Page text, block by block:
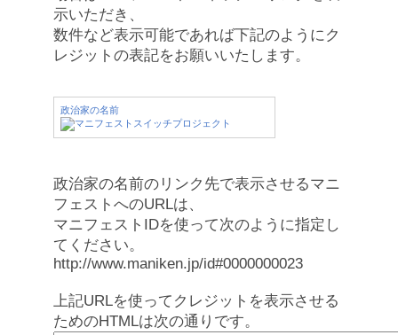
示いただき、
数件など表示可能であれば下記のようにク
レジットの表記をお願いいたします。
政治家の名前
政治家の名前のリンク先で表示させるマニ
フェストへのURLは、
マニフェストIDを使って次のように指定し
てください。
http://www.maniken.jp/id#0000000023
上記URLを使ってクレジットを表示させる
ためのHTMLは次の通りです。